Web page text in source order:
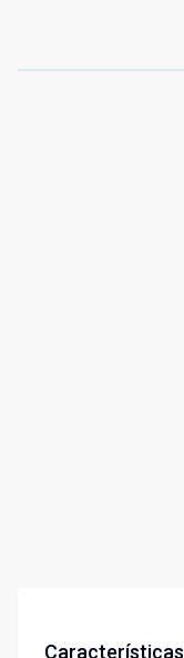
Características